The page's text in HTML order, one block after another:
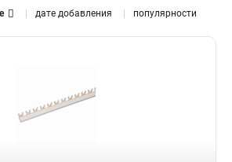
дате добавления популярности